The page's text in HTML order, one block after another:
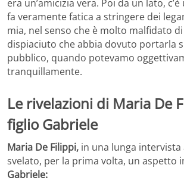
era un’amicizia vera. Poi da un lato,
fa veramente fatica a stringere dei
mia, nel senso che è molto malfidato
dispiaciuto che abbia dovuto portarla
pubblico, quando potevamo
tranquillamente.
Le rivelazioni di Maria De
figlio Gabriele
Maria De Filippi, in una lunga intervista
svelato, per la prima volta, un aspetto
Gabriele: